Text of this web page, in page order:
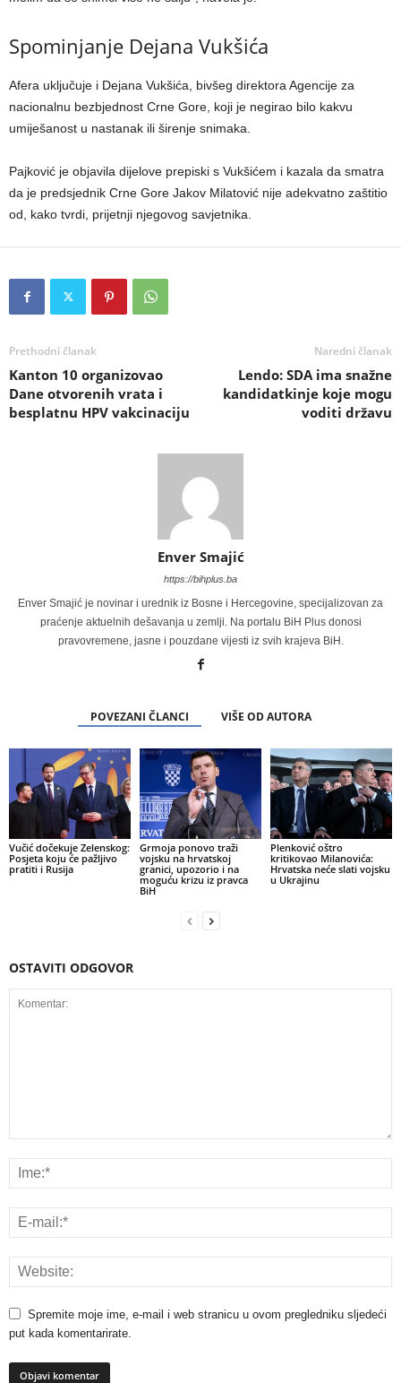
Spominjanje Dejana Vukšića
Afera uključuje i Dejana Vukšića, bivšeg direktora Agencije za
nacionalnu bezbjednost Crne Gore, koji je negirao bilo kakvu
umiješanost u nastanak ili širenje snimaka.
Pajković je objavila dijelove prepiski s Vukšićem i kazala da smatra
da je predsjednik Crne Gore Jakov Milatović nije adekvatno zaštitio
od, kako tvrdi, prijetnji njegovog savjetnika.
Prethodni članak
Kanton 10 organizovao
Dane otvorenih vrata i
besplatnu HPV vakcinaciju
Naredni članak
Lendo: SDA ima snažne
kandidatkinje koje mogu
voditi državu
Enver Smajić
https://bihplus.ba
Enver Smajić je novinar i urednik iz Bosne i Hercegovine, specijalizovan za
praćenje aktuelnih dešavanja u zemlji. Na portalu BiH Plus donosi
pravovremene, jasne i pouzdane vijesti iz svih krajeva BiH.
POVEZANI ČLANCI VIŠE OD AUTORA
Vučić dočekuje Zelenskog:
Posjeta koju će pažljivo
pratiti i Rusija
Grmoja ponovo traži
vojsku na hrvatskoj
granici, upozorio i na
moguću krizu iz pravca
BiH
Plenković oštro
kritikovao Milanovića:
Hrvatska neće slati vojsku
u Ukrajinu
OSTAVITI ODGOVOR
Spremite moje ime, e-mail i web stranicu u ovom pregledniku sljedeći
put kada komentarirate.